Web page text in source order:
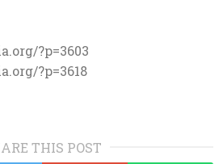
?p=3603
?p=3618
THIS POST